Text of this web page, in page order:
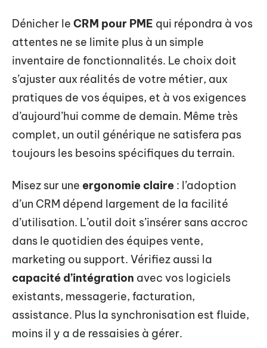
Dénicher le CRM pour PME qui répondra à vos
attentes ne se limite plus à un simple
inventaire de fonctionnalités. Le choix doit
s’ajuster aux réalités de votre métier, aux
pratiques de vos équipes, et à vos exigences
d’aujourd’hui comme de demain. Même très
complet, un outil générique ne satisfera pas
toujours les besoins spécifiques du terrain.
Misez sur une ergonomie claire : l’adoption
d’un CRM dépend largement de la facilité
d’utilisation. L’outil doit s’insérer sans accroc
dans le quotidien des équipes vente,
marketing ou support. Vérifiez aussi la
capacité d’intégration avec vos logiciels
existants, messagerie, facturation,
assistance. Plus la synchronisation est fluide,
moins il y a de ressaisies à gérer.